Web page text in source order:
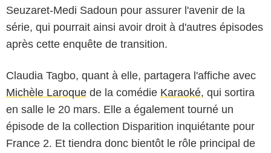
Seuzaret-Medi Sadoun pour assurer l'avenir de la
série, qui pourrait ainsi avoir droit à d'autres épisodes
après cette enquête de transition.
Claudia Tagbo, quant à elle, partagera l'affiche avec
Michèle Laroque de la comédie Karaoké, qui sortira
en salle le 20 mars. Elle a également tourné un
épisode de la collection Disparition inquiétante pour
France 2. Et tiendra donc bientôt le rôle principal de